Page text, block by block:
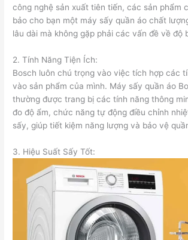
công nghệ sản xuất tiên tiến, các sản phẩm
bảo cho bạn một máy sấy quần áo chất
lâu dài mà không gặp phải các vấn đề về độ
2. Tính Năng Tiện Ích:
Bosch luôn chú trọng vào việc tích hợp các
vào sản phẩm của mình. Máy sấy quần áo
thường được trang bị các tính năng thông
đo độ ẩm, chức năng tự động điều chỉnh
sấy, giúp tiết kiệm năng lượng và bảo vệ
3. Hiệu Suất Sấy Tốt: